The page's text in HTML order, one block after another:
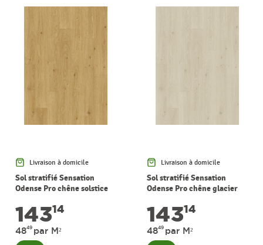
Livraison à domicile
Sol stratifié Sensation
Odense Pro chêne solstice
14314
4849 par M²
Livraison à domicile
Sol stratifié Sensation
Odense Pro chêne glacier
14314
4849 par M²